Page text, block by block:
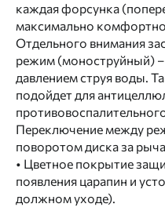
каждая форсунка
максимально
Отдельного внимания
режим (моноструйный)
давлением струя воды.
подойдет для
Переключение между
поворотом диска за
• Цветное покрытие
появления царапин и
должном уходе).